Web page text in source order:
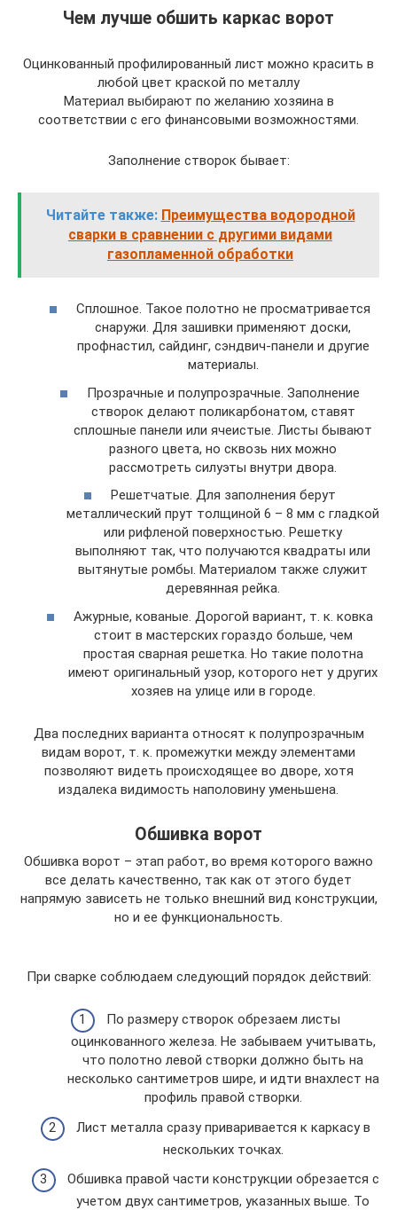
Чем лучше обшить каркас ворот
Оцинкованный профилированный лист можно красить в
любой цвет краской по металлу
Материал выбирают по желанию хозяина в
соответствии с его финансовыми возможностями.
Заполнение створок бывает:
Читайте также: Преимущества водородной
сварки в сравнении с другими видами
газопламенной обработки
Сплошное. Такое полотно не просматривается
снаружи. Для зашивки применяют доски,
профнастил, сайдинг, сэндвич-панели и другие
материалы.
Прозрачные и полупрозрачные. Заполнение
створок делают поликарбонатом, ставят
сплошные панели или ячеистые. Листы бывают
разного цвета, но сквозь них можно
рассмотреть силуэты внутри двора.
Решетчатые. Для заполнения берут
металлический прут толщиной 6 – 8 мм с гладкой
или рифленой поверхностью. Решетку
выполняют так, что получаются квадраты или
вытянутые ромбы. Материалом также служит
деревянная рейка.
Ажурные, кованые. Дорогой вариант, т. к. ковка
стоит в мастерских гораздо больше, чем
простая сварная решетка. Но такие полотна
имеют оригинальный узор, которого нет у других
хозяев на улице или в городе.
Два последних варианта относят к полупрозрачным
видам ворот, т. к. промежутки между элементами
позволяют видеть происходящее во дворе, хотя
издалека видимость наполовину уменьшена.
Обшивка ворот
Обшивка ворот – этап работ, во время которого важно
все делать качественно, так как от этого будет
напрямую зависеть не только внешний вид конструкции,
но и ее функциональность.
При сварке соблюдаем следующий порядок действий:
По размеру створок обрезаем листы
оцинкованного железа. Не забываем учитывать,
что полотно левой створки должно быть на
несколько сантиметров шире, и идти внахлест на
профиль правой створки.
Лист металла сразу приваривается к каркасу в
нескольких точках.
Обшивка правой части конструкции обрезается с
учетом двух сантиметров, указанных выше. То